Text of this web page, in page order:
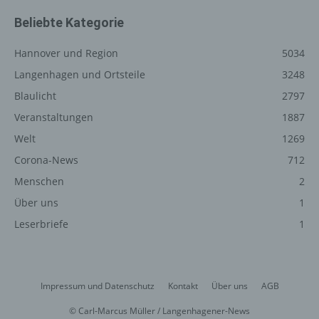
Beliebte Kategorie
Hannover und Region
5034
Langenhagen und Ortsteile
3248
Blaulicht
2797
Veranstaltungen
1887
Welt
1269
Corona-News
712
Menschen
2
Über uns
1
Leserbriefe
1
Impressum und Datenschutz Kontakt Über uns AGB
© Carl-Marcus Müller / Langenhagener-News
Funktionsfähigkeit unserer informationstechnologischen
Systeme und der Technik unserer Internetseite zu
gewährleisten sowie (4) um Strafverfolgungsbehörden
im Falle eines Cyberangriffes die zur Strafverfolgung
notwendigen Informationen bereitzustellen. Diese
anonym erhobenen Daten und Informationen werden
Ziel ausgewertet, den Datenschutz und die
Datensicherheit in unserem Unternehmen zu erhöhen,
um letztlich ein optimales Schutzniveau für die von uns
sicherzustellen. Die anonymen Daten der Server-Logfiles
werden getrennt von allen durch eine betroffene Person
angegebenen personenbezogenen Daten gespeichert.
Internetseite des für die Verarbeitung Verantwortlichen